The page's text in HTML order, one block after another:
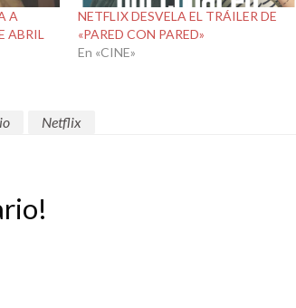
A
ABRIL
NETFLIX DESVELA EL TRÁILER DE
«PARED CON PARED»
En «CINE»
Netflix